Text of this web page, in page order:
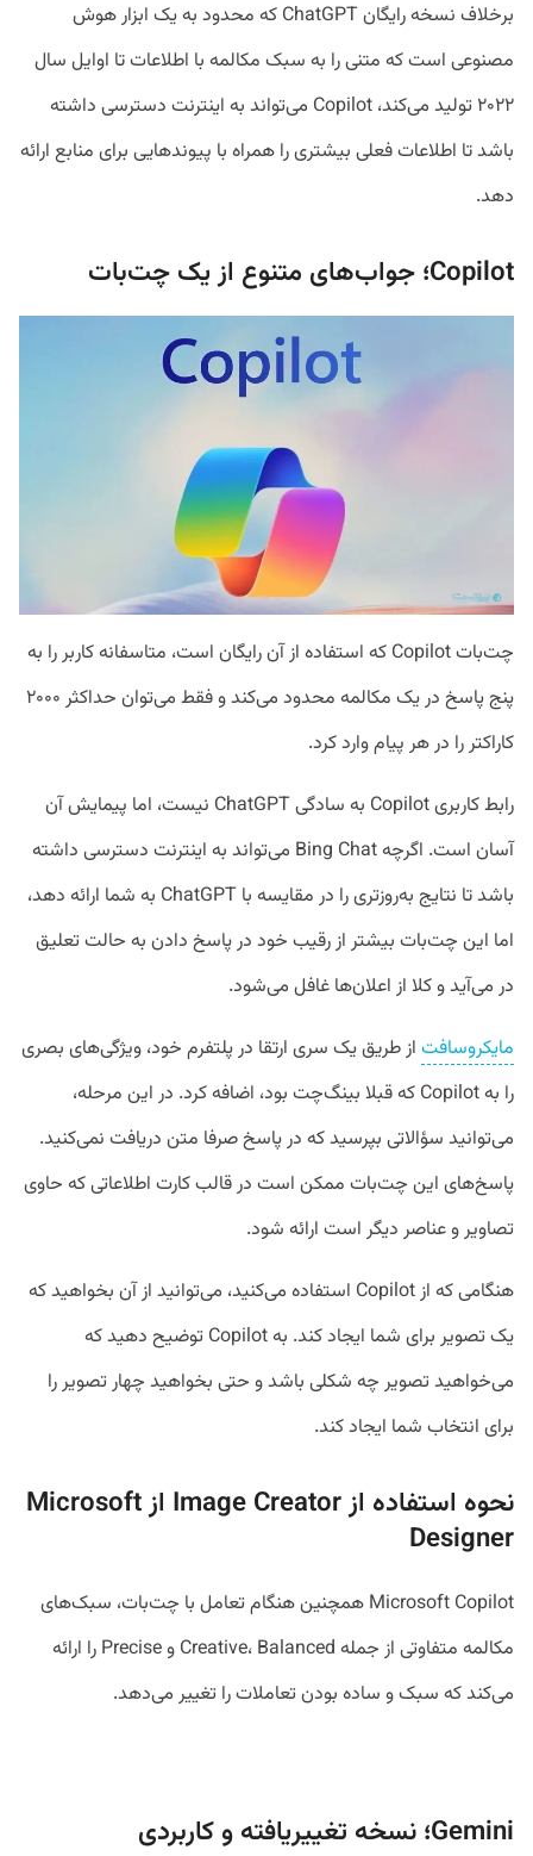
برخلاف نسخه رایگان ChatGPT که محدود به یک ابزار هوش
مصنوعی است که متنی را به سبک مکالمه با اطلاعات تا اوایل سال
۲۰۲۲ تولید می‌کند، Copilot می‌تواند به اینترنت دسترسی داشته
باشد تا اطلاعات فعلی بیشتری را همراه با پیوندهایی برای منابع ارائه
دهد.
Copilot؛ جواب‌های متنوع از یک چت‌بات
چت‌بات Copilot که استفاده از آن رایگان است، متاسفانه کاربر را به
پنج پاسخ در یک مکالمه محدود می‌کند و فقط می‌توان حداکثر ۲۰۰۰
کاراکتر را در هر پیام وارد کرد.
رابط کاربری Copilot به سادگی ChatGPT نیست، اما پیمایش آن
آسان است. اگرچه Bing Chat می‌تواند به اینترنت دسترسی داشته
باشد تا نتایج به‌روزتری را در مقایسه با ChatGPT به شما ارائه دهد،
اما این چت‌بات بیشتر از رقیب خود در پاسخ دادن به حالت تعلیق
در می‌آید و کلا از اعلان‌ها غافل می‌شود.
مایکروسافت از طریق یک سری ارتقا در پلتفرم خود، ویژگی‌های بصری
را به Copilot که قبلا بینگ‌چت بود، اضافه کرد. در این مرحله،
می‌توانید سؤالاتی بپرسید که در پاسخ صرفا متن دریافت نمی‌کنید.
پاسخ‌های این چت‌بات ممکن است در قالب کارت اطلاعاتی که حاوی
تصاویر و عناصر دیگر است ارائه شود.
هنگامی که از Copilot استفاده می‌کنید، می‌توانید از آن بخواهید که
یک تصویر برای شما ایجاد کند. به Copilot توضیح دهید که
می‌خواهید تصویر چه شکلی باشد و حتی بخواهید چهار تصویر را
برای انتخاب شما ایجاد کند.
نحوه استفاده از Image Creator از Microsoft
Designer
Microsoft Copilot همچنین هنگام تعامل با چت‌بات، سبک‌های
مکالمه متفاوتی از جمله Creative، Balanced و Precise را ارائه
می‌کند که سبک و ساده بودن تعاملات را تغییر می‌دهد.
Gemini؛ نسخه تغییریافته و کاربردی